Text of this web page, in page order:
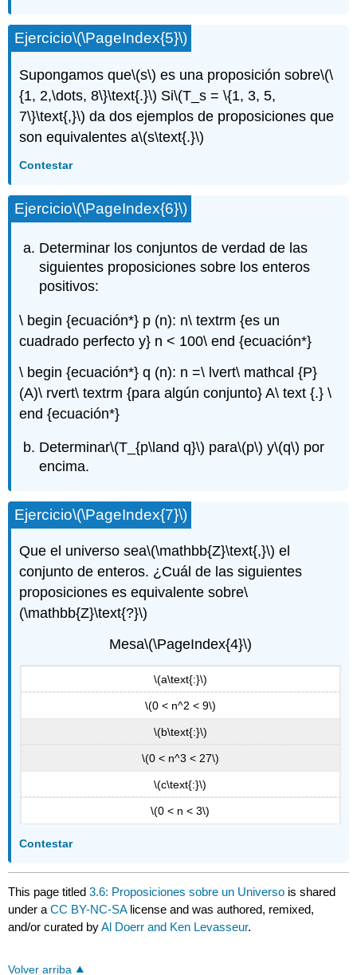
Ejercicio\(\PageIndex{5}\)
Supongamos que\(s\) es una proposición sobre\(\
{1, 2,\dots, 8\}\text{.}\) Si\(T_s = \{1, 3, 5,
7\}\text{,}\) da dos ejemplos de proposiciones que
son equivalentes a\(s\text{.}\)
Contestar
Ejercicio\(\PageIndex{6}\)
Determinar los conjuntos de verdad de las
siguientes proposiciones sobre los enteros
positivos:
\ begin {ecuación*} p (n): n\ textrm {es un
cuadrado perfecto y} n < 100\ end {ecuación*}
\ begin {ecuación*} q (n): n =\ lvert\ mathcal {P}
(A)\ rvert\ textrm {para algún conjunto} A\ text {.} \
end {ecuación*}
Determinar\(T_{p\land q}\) para\(p\) y\(q\) por
encima.
Ejercicio\(\PageIndex{7}\)
Que el universo sea\(\mathbb{Z}\text{,}\) el
conjunto de enteros. ¿Cuál de las siguientes
proposiciones es equivalente sobre\
(\mathbb{Z}\text{?}\)
Mesa\(\PageIndex{4}\)
\(a\text{:}\)
\(0 < n^2 < 9\)
\(b\text{:}\)
\(0 < n^3 < 27\)
\(c\text{:}\)
\(0 < n < 3\)
Contestar
This page titled3.6: Proposiciones sobre un Universo is shared
under aCC BY-NC-SA license and was authored, remixed,
and/or curated byAl Doerr and Ken Levasseur.
Volver arriba